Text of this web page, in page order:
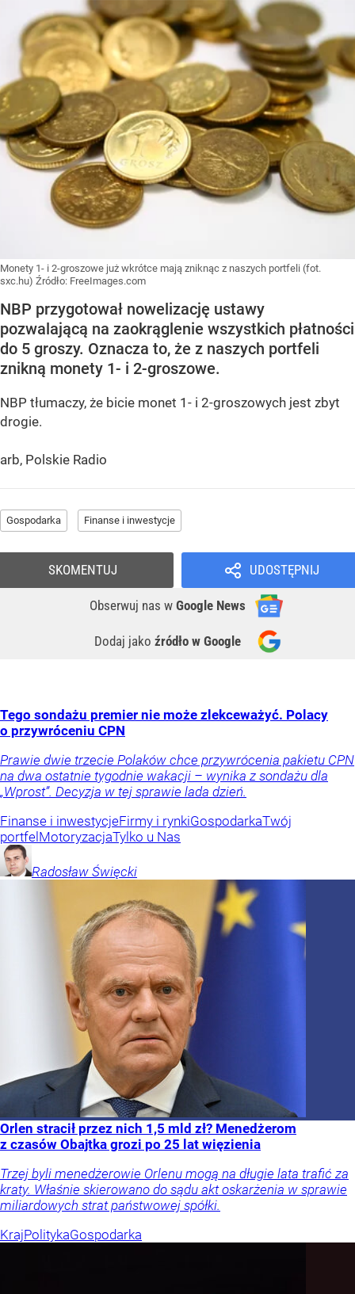
Monety 1- i 2-groszowe już wkrótce mają zniknąc z naszych portfeli (fot.
sxc.hu) Źródło: FreeImages.com
NBP przygotował nowelizację ustawy
pozwalającą na zaokrąglenie wszystkich płatności
do 5 groszy. Oznacza to, że z naszych portfeli
znikną monety 1- i 2-groszowe.
NBP tłumaczy, że bicie monet 1- i 2-groszowych jest zbyt
drogie.
arb, Polskie Radio
Gospodarka Finanse i inwestycje
UDOSTĘPNIJ
Obserwuj nas w Google News
Dodaj jako źródło w Google
SKOMENTUJ
Tego sondażu premier nie może zlekceważyć. Polacy
o przywróceniu CPN
Prawie dwie trzecie Polaków chce przywrócenia pakietu CPN
na dwa ostatnie tygodnie wakacji – wynika z sondażu dla
„Wprost”. Decyzja w tej sprawie lada dzień.
Finanse i inwestycjeFirmy i rynkiGospodarkaTwój
portfelMotoryzacjaTylko u Nas
Radosław Święcki
Orlen stracił przez nich 1,5 mld zł? Menedżerom
z czasów Obajtka grozi po 25 lat więzienia
Trzej byli menedżerowie Orlenu mogą na długie lata trafić za
kraty. Właśnie skierowano do sądu akt oskarżenia w sprawie
miliardowych strat państwowej spółki.
KrajPolitykaGospodarka